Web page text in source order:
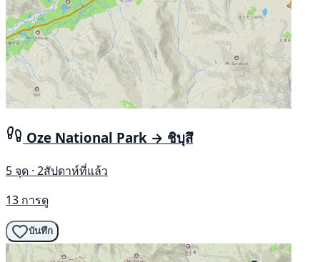
Oze National Park → ชิบุสึ
5 จุด · 2สัปดาห์ที่แล้ว
13 การดู
บันทึก